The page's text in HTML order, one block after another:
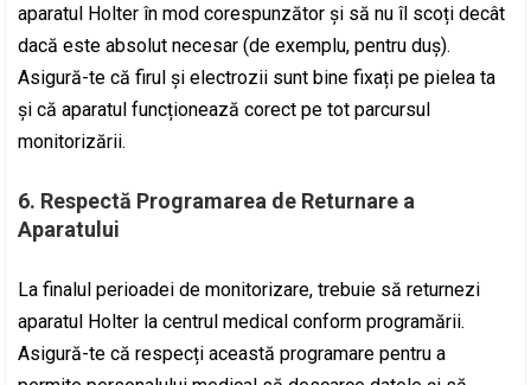
aparatul Holter în mod corespunzător și să nu îl scoți decât
dacă este absolut necesar (de exemplu, pentru duș).
Asigură-te că firul și electrozii sunt bine fixați pe pielea ta
și că aparatul funcționează corect pe tot parcursul
monitorizării.
6. Respectă Programarea de Returnare a
Aparatului
La finalul perioadei de monitorizare, trebuie să returnezi
aparatul Holter la centrul medical conform programării.
Asigură-te că respecți această programare pentru a